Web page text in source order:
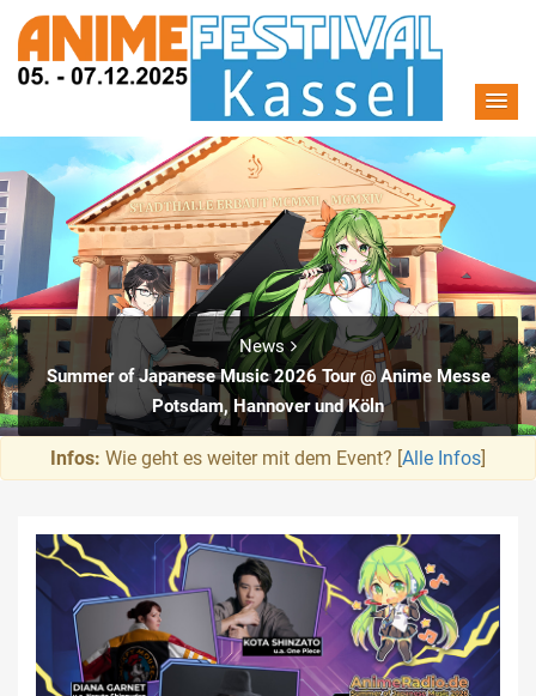
News
Summer of Japanese Music 2026 Tour @ Anime Messe
Potsdam, Hannover und Köln
Infos: Wie geht es weiter mit dem Event? [Alle Infos]